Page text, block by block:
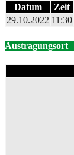
Datum Zeit
29.10.2022 11:30
Austragungsort